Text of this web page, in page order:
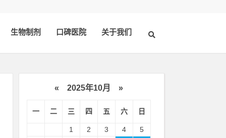
生物制剂 口碑医院 关于我们
« 2025年10月 »
一 二 三 四 五 六 日
1 2 3 4
5